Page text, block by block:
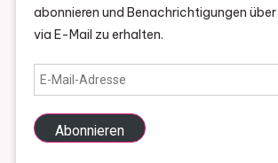
abonnieren und Benachrichtigungen
via E-Mail zu erhalten.
E-
Mail-
Adresse
Abonnieren